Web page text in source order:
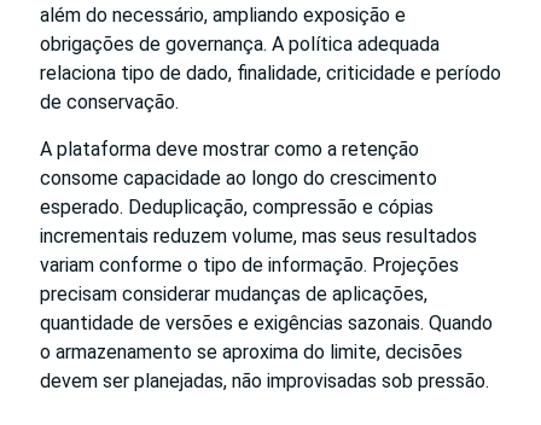
além do necessário, ampliando exposição e
obrigações de governança. A política adequada
relaciona tipo de dado, finalidade, criticidade e período
de conservação.
A plataforma deve mostrar como a retenção
consome capacidade ao longo do crescimento
esperado. Deduplicação, compressão e cópias
incrementais reduzem volume, mas seus resultados
variam conforme o tipo de informação. Projeções
precisam considerar mudanças de aplicações,
quantidade de versões e exigências sazonais. Quando
o armazenamento se aproxima do limite, decisões
devem ser planejadas, não improvisadas sob pressão.